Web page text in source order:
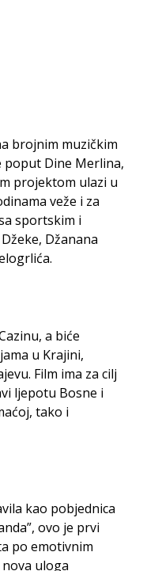
brojnim muzičkim
poput Dine Merlina,
projektom ulazi u
veže i za
sportskim i
Džanana
a biće
u Krajini,
Film ima za cilj
ljepotu Bosne i
tako i
kao pobjednica
ovo je prvi
po emotivnim
uloga